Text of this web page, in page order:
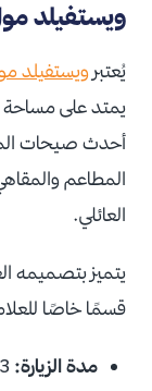
ويستفيلد
يُعتبر ويستفيلد
أحدث صيحات
المطاعم
العائلي.
يتميز بتصميمه
قسمًا خاصًا
مدة الزيارة: